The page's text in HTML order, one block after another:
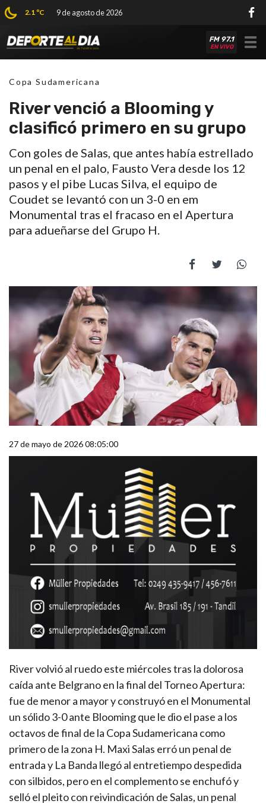
2.1 ºC 9 de agosto de 2026
FM 97.1
EN VIVO
Copa Sudamericana
River venció a Blooming y
clasificó primero en su grupo
Con goles de Salas, que antes había estrellado
un penal en el palo, Fausto Vera desde los 12
pasos y el pibe Lucas Silva, el equipo de
Coudet se levantó con un 3-0 en em
Monumental tras el fracaso en el Apertura
para adueñarse del Grupo H.
27 de mayo de 2026 08:05:00
River volvió al ruedo este miércoles tras la dolorosa
caída ante Belgrano en la final del Torneo Apertura:
fue de menor a mayor y construyó en el Monumental
un sólido 3-0 ante Blooming que le dio el pase a los
octavos de final de la Copa Sudamericana como
primero de la zona H. Maxi Salas erró un penal de
entrada y La Banda llegó al entretiempo despedida
con silbidos, pero en el complemento se enchufó y
selló el pleito con reivindicación de Salas, un penal